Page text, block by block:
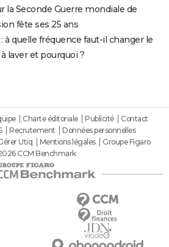
la Seconde Guerre mondiale de
fête ses 25 ans
à quelle fréquence faut-il changer le
laver et pourquoi ?
Charte éditoriale Publicité
Contact
Recrutement
Données personnelles
Utiq Mentions légales
Groupe Figaro
CCM Benchmark